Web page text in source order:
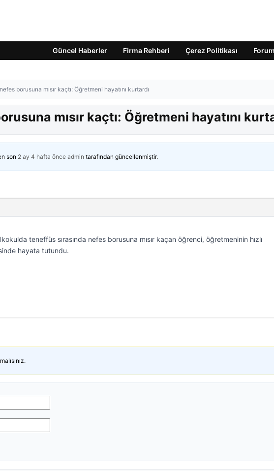
Güncel Haberler Firma Rehberi Çerez Politikası Forum
borusuna mısır kaçtı: Öğretmeni hayatını kurtardı
mısır kaçtı: Öğretmeni hayatını
son 2 ay 4 hafta önce admin tarafından güncellenmiştir.
teneffüs sırasında nefes borusuna mısır kaçan öğrenci, öğretmeninin hızlı
hayata tutundu.